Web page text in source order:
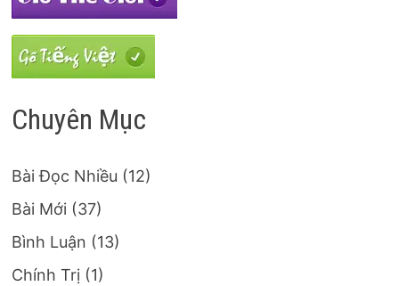
Chuyên Mục
Bài Đọc Nhiều (12)
Bài Mới (37)
Bình Luận (13)
Chính Trị (1)